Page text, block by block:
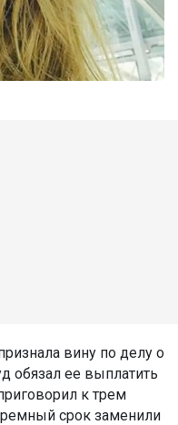
вину по делу о
обязал ее выплатить
к трем
срок заменили